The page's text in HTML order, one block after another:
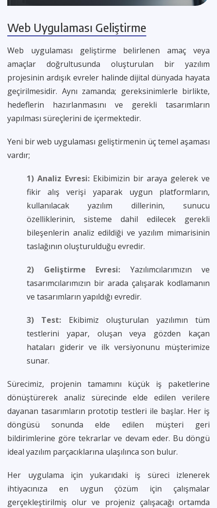
Web Uygulaması Geliştirme
Web uygulaması geliştirme belirlenen amaç veya
amaçlar doğrultusunda oluşturulan bir yazılım
projesinin ardışık evreler halinde dijital dünyada hayata
geçirilmesidir. Aynı zamanda; gereksinimlerle birlikte,
hedeflerin hazırlanmasını ve gerekli tasarımların
yapılması süreçlerini de içermektedir.
Yeni bir web uygulaması geliştirmenin üç temel aşaması
vardır;
1) Analiz Evresi: Ekibimizin bir araya gelerek ve
fikir alış verişi yaparak uygun platformların,
kullanılacak yazılım dillerinin, sunucu
özelliklerinin, sisteme dahil edilecek gerekli
bileşenlerin analiz edildiği ve yazılım mimarisinin
taslağının oluşturulduğu evredir.
2) Geliştirme Evresi: Yazılımcılarımızın ve
tasarımcılarımızın bir arada çalışarak kodlamanın
ve tasarımların yapıldığı evredir.
3) Test: Ekibimiz oluşturulan yazılımın tüm
testlerini yapar, oluşan veya gözden kaçan
hataları giderir ve ilk versiyonunu müşterimize
sunar.
Sürecimiz, projenin tamamını küçük iş paketlerine
dönüştürerek analiz sürecinde elde edilen verilere
dayanan tasarımların prototip testleri ile başlar. Her iş
döngüsü sonunda elde edilen müşteri geri
bildirimlerine göre tekrarlar ve devam eder. Bu döngü
ideal yazılım parçacıklarına ulaşılınca son bulur.
Her uygulama için yukarıdaki iş süreci izlenerek
ihtiyacınıza en uygun çözüm için çalışmalar
gerçekleştirilmiş olur ve projeniz çalışacağı ortamda